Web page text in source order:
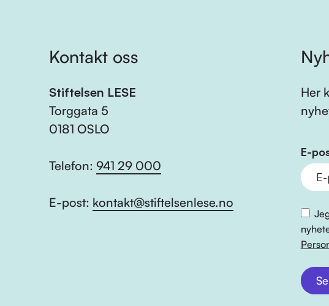
Kontakt oss
Stiftelsen LESE
Torggata 5
0181 OSLO
Telefon: 941 29 000
E-post: kontakt@stiftelsenlese.no
Her
E-